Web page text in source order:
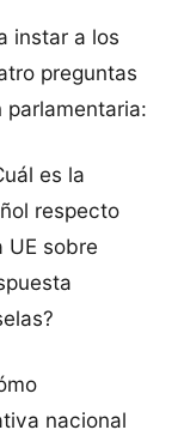
instar a los
preguntas
es la
respecto
UE sobre
nacional